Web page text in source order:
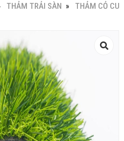
THẢM TRẢI SÀN THẢM CỎ